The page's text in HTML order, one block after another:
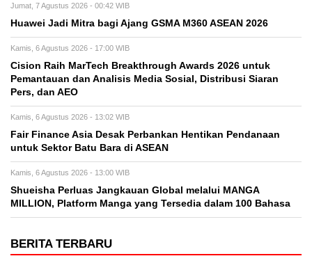
Jumat, 7 Agustus 2026 - 00:42 WIB
Huawei Jadi Mitra bagi Ajang GSMA M360 ASEAN 2026
Kamis, 6 Agustus 2026 - 17:00 WIB
Cision Raih MarTech Breakthrough Awards 2026 untuk
Pemantauan dan Analisis Media Sosial, Distribusi Siaran
Pers, dan AEO
Kamis, 6 Agustus 2026 - 13:02 WIB
Fair Finance Asia Desak Perbankan Hentikan Pendanaan
untuk Sektor Batu Bara di ASEAN
Kamis, 6 Agustus 2026 - 13:00 WIB
Shueisha Perluas Jangkauan Global melalui MANGA
MILLION, Platform Manga yang Tersedia dalam 100 Bahasa
BERITA TERBARU